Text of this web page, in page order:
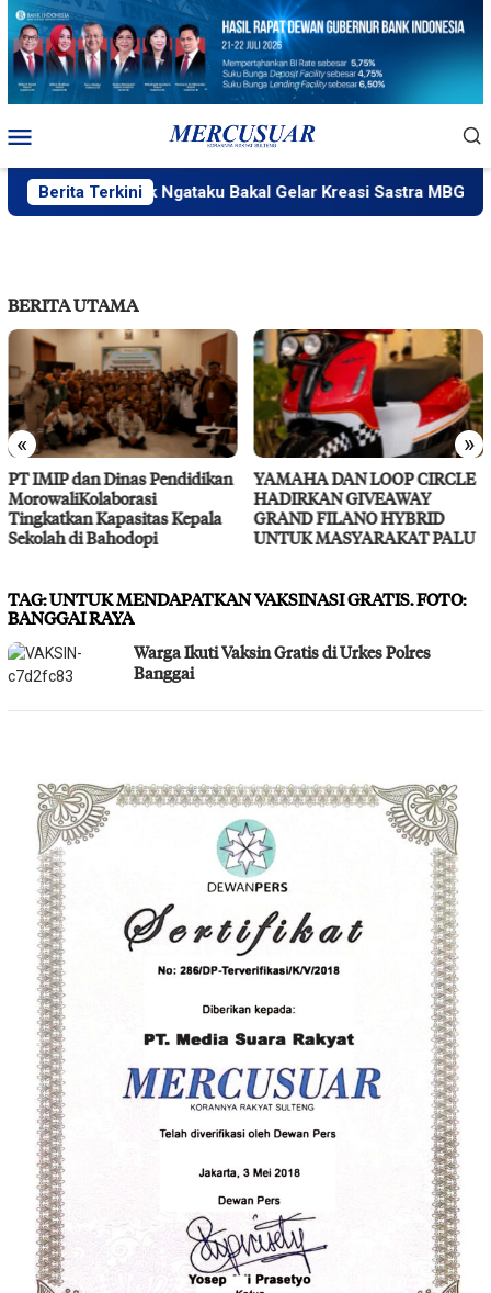
Loncat
konten
Mobile
Berita Terkini
PlakPlik Ngataku Bakal Gelar Kreasi Sastra MBG
BERITA UTAMA
« »
YAMAHA DAN LOOP CIRCLE
HADIRKAN GIVEAWAY
GRAND FILANO HYBRID
UNTUK MASYARAKAT PALU
RS Pendidikan Untad Gelar
Layanan Kesehatan Gratis
TAG:UNTUK MENDAPATKAN VAKSINASI GRATIS. FOTO:
BANGGAI RAYA
Warga Ikuti Vaksin Gratis di Urkes Polres
Banggai